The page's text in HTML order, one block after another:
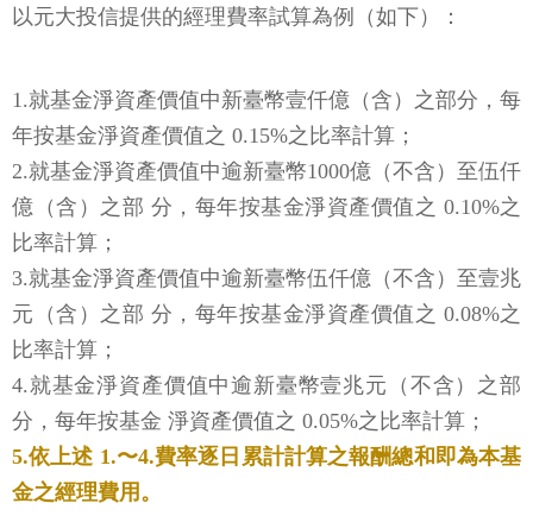
以元大投信提供的經理費率試算為例（如下）：
1.就基金淨資產價值中新臺幣壹仟億（含）之部分，每
年按基金淨資產價值之 0.15%之比率計算；
2.就基金淨資產價值中逾新臺幣1000億（不含）至伍仟
億（含）之部 分，每年按基金淨資產價值之 0.10%之
比率計算；
3.就基金淨資產價值中逾新臺幣伍仟億（不含）至壹兆
元（含）之部 分，每年按基金淨資產價值之 0.08%之
比率計算；
4.就基金淨資產價值中逾新臺幣壹兆元（不含）之部
分，每年按基金 淨資產價值之 0.05%之比率計算；
5.依上述 1.〜4.費率逐日累計計算之報酬總和即為本基
金之經理費用。